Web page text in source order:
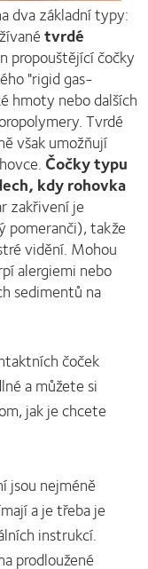
dva základní typy:
tvrdé
propouštějící čočky
"rigid gas-
hmoty nebo dalších
Tvrdé
však umožňují
Čočky typu
kdy rohovka
zakřivení je
pomeranči), takže
vidění. Mohou
alergiemi nebo
sedimentů na
čoček
a můžete si
jak je chcete
jsou nejméně
a je třeba je
instrukcí.
prodloužené